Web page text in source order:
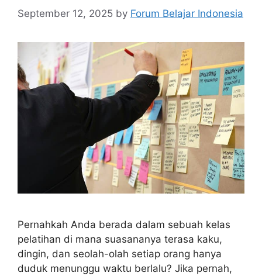
September 12, 2025 by Forum Belajar Indonesia
Pernahkah Anda berada dalam sebuah kelas
pelatihan di mana suasananya terasa kaku,
dingin, dan seolah-olah setiap orang hanya
duduk menunggu waktu berlalu? Jika pernah,